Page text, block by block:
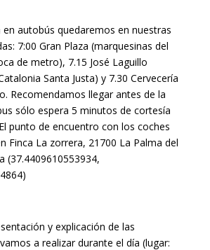
en autobús quedaremos en nuestras
7:00 Gran Plaza (marquesinas del
de metro), 7.15 José Laguillo
Santa Justa) y 7.30 Cervecería
Recomendamos llegar antes de la
sólo espera 5 minutos de cortesía
punto de encuentro con los coches
Finca La zorrera, 21700 La Palma del
(37.4409610553934,
y explicación de las
a realizar durante el día (lugar: